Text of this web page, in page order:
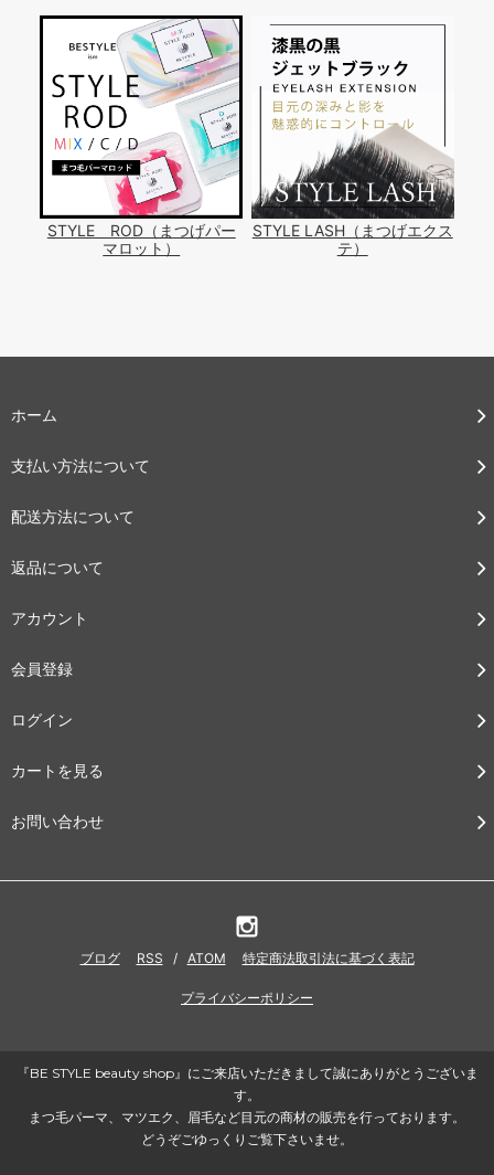
STYLE ROD（まつげパー
マロット）
STYLE LASH（まつげエクス
テ）
ホーム
支払い方法について
配送方法について
返品について
アカウント
会員登録
ログイン
カートを見る
お問い合わせ
ブログ RSS / ATOM 特定商法取引法に基づく表記
プライバシーポリシー
『BE STYLE beauty shop』にご来店いただきまして誠にありがとうございま
す。
まつ毛パーマ、マツエク、眉毛など目元の商材の販売を行っております。
どうぞごゆっくりご覧下さいませ。